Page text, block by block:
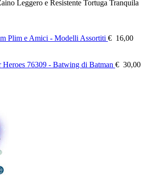
Leggero e Resistente Tortuga Tranquila
Plim e Amici - Modelli Assortiti € 16,00
76309 - Batwing di Batman € 30,00